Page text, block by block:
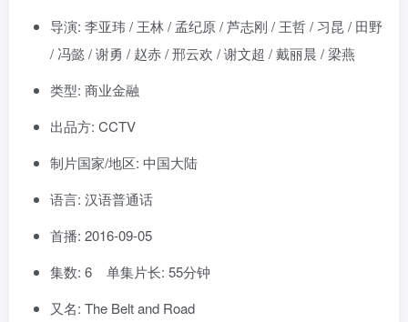
导演: 李亚玮 / 王林 / 孟纪原 / 芦志刚 / 王哲 / 习昆 / 田野
/ 冯懿 / 谢勇 / 赵赤 / 邢云欢 / 谢文超 / 戴丽晨 / 梁燕
类型: 商业金融
出品方: CCTV
制片国家/地区: 中国大陆
语言: 汉语普通话
首播: 2016-09-05
集数: 6 单集片长: 55分钟
又名: The Belt and Road